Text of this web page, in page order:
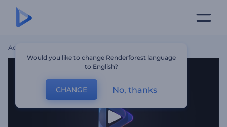
Accueil
Would you like to change Renderforest language
to English?
CHANGE No, thanks